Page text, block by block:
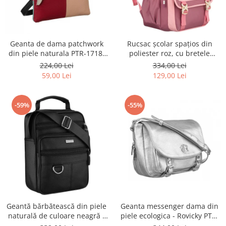
Geanta de dama patchwork
din piele naturala PTR-1718-
SKL-6922 MULTI
224,00 Lei
59,00 Lei
Rucsac școlar spațios din
poliester roz, cu bretele
reglabile - Peterson PTR-PTN
8610-1327 PINK
334,00 Lei
129,00 Lei
-59%
Geantă bărbătească din piele
naturală de culoare neagră -
-55%
Geanta messenger dama din
piele ecologica - Rovicky PTR-